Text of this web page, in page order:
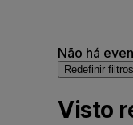
Não há
Redefinir filtros
Visto